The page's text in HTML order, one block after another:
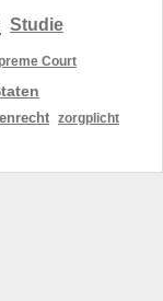
Studie
Court
zorgplicht